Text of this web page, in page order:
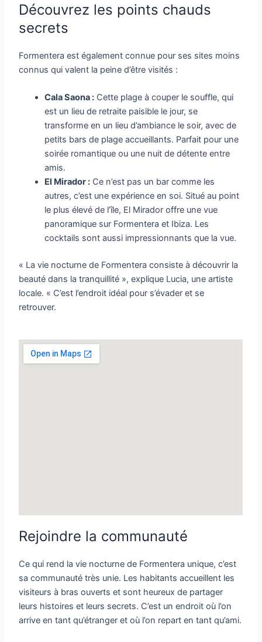
Découvrez les points chauds
secrets
Formentera est également connue pour ses sites moins
connus qui valent la peine d’être visités :
Cala Saona : Cette plage à couper le souffle, qui
est un lieu de retraite paisible le jour, se
transforme en un lieu d’ambiance le soir, avec de
petits bars de plage accueillants. Parfait pour une
soirée romantique ou une nuit de détente entre
amis.
El Mirador : Ce n’est pas un bar comme les
autres, c’est une expérience en soi. Situé au point
le plus élevé de l’île, El Mirador offre une vue
panoramique sur Formentera et Ibiza. Les
cocktails sont aussi impressionnants que la vue.
« La vie nocturne de Formentera consiste à découvrir la
beauté dans la tranquillité », explique Lucia, une artiste
locale. « C’est l’endroit idéal pour s’évader et se
retrouver.
Rejoindre la communauté
Ce qui rend la vie nocturne de Formentera unique, c’est
sa communauté très unie. Les habitants accueillent les
visiteurs à bras ouverts et sont heureux de partager
leurs histoires et leurs secrets. C’est un endroit où l’on
arrive en tant qu’étranger et où l’on repart en tant qu’ami.